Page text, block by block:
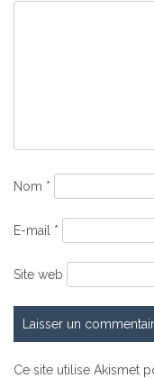
Nom *
E-mail *
Site web
Ce site utilise Akismet